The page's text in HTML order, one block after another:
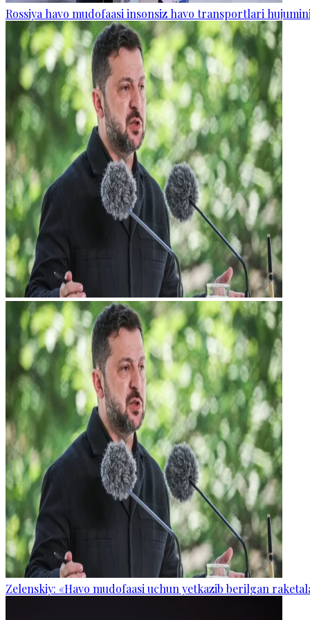
Rossiya havo mudofaasi insonsiz havo transportlari
Zelenskiy: «Havo mudofaasi uchun yetkazib berilgan